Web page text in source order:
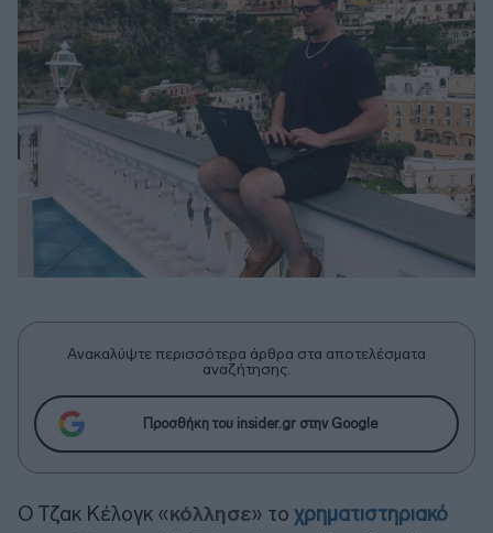
Ανακαλύψτε περισσότερα άρθρα στα αποτελέσματα
αναζήτησης.
Προσθήκη του insider.gr στην Google
Ο Τζακ Κέλογκ «κόλλησε» το χρηματιστηριακό